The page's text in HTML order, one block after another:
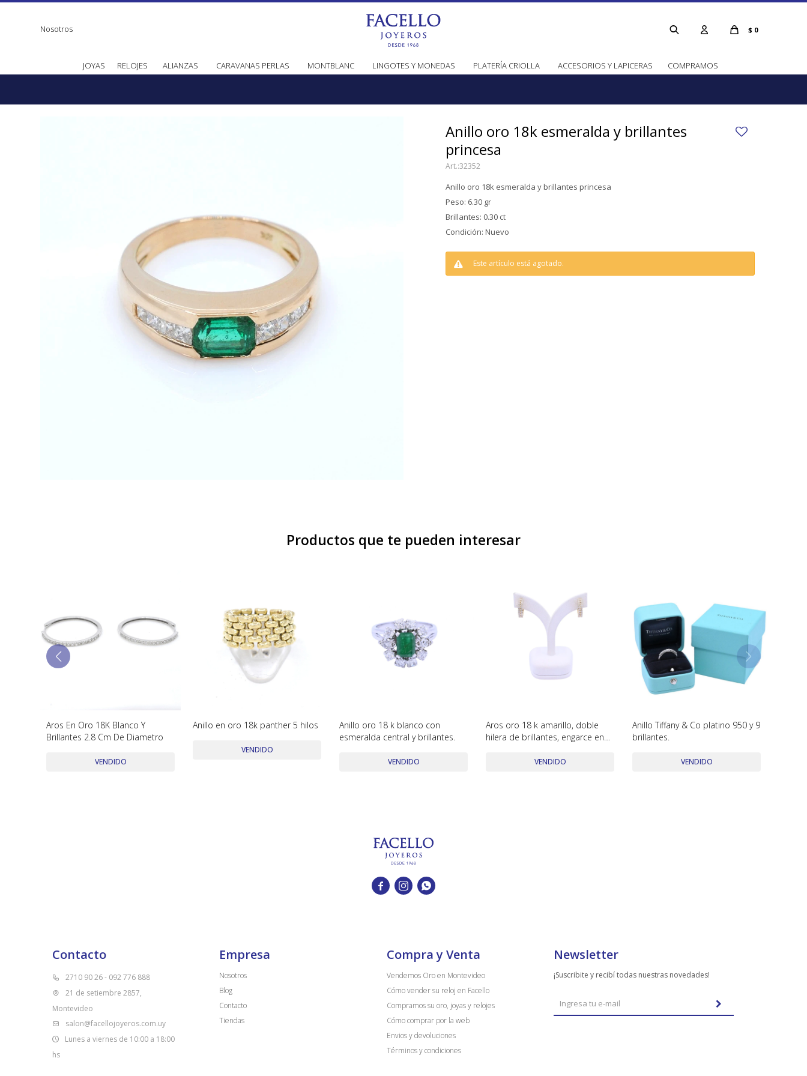
JOYAS RELOJES ALIANZAS CARAVANAS PERLAS MONTBLANC LINGOTES Y MONEDAS PLATERÍA CRIOLLA ACCESORIOS Y LAPICERAS COMPRAMOS
$ 0
Nosotros
Anillo oro 18k esmeralda y brillantes
princesa
32352
Anillo oro 18k esmeralda y brillantes princesa
Peso: 6.30 gr
Brillantes: 0.30 ct
Condición: Nuevo
Este artículo está agotado.
Productos que te pueden interesar
Aros En Oro 18K Blanco Y
Brillantes 2.8 Cm De Diametro
VENDIDO
Anillo en oro 18k panther 5 hilos
VENDIDO
Anillo oro 18 k blanco con
esmeralda central y brillantes.
VENDIDO
Aros oro 18 k amarillo, doble
hilera de brillantes, engarce en
VENDIDO
Anillo Tiffany & Co platino 950 y 9
brillantes.
VENDIDO
  
Contacto
2710 90 26 - 092 776 888
21 de setiembre 2857,
Montevideo
salon@facellojoyeros.com.uy
Lunes a viernes de 10:00 a 18:00
hs
Empresa
Nosotros
Blog
Contacto
Tiendas
Compra y Venta
Vendemos Oro en Montevideo
Cómo vender su reloj en Facello
Compramos su oro, joyas y relojes
Cómo comprar por la web
Envios y devoluciones
Términos y condiciones
Newsletter
¡Suscribite y recibí todas nuestras novedades!